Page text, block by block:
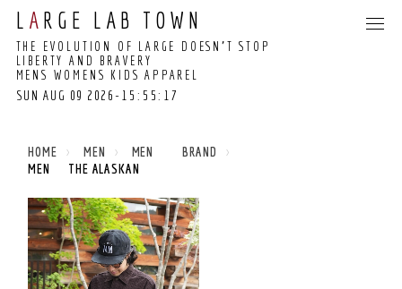
L A RGE LAB TOWN
THE EVOLUTION OF LARGE DOESN’T STOP
LIBERTY AND BRAVERY
MENS WOMENS KIDS APPAREL
SUN AUG 09 2026
UNIVERSAL TIME)
-15:55:17
HOME MEN
MEN BRAND
MEN THE ALASKAN